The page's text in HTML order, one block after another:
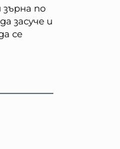
по
засуче и
се